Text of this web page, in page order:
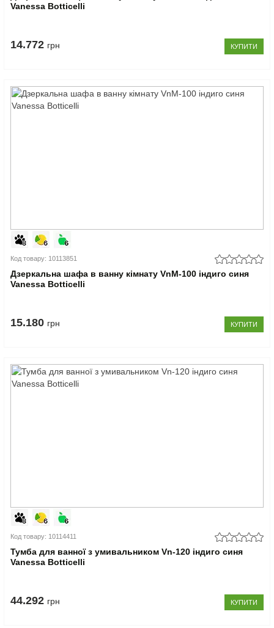
Vanessa Botticelli
14.772 грн КУПИТИ
Код товару: 10113851
Дзеркальна шафа в ванну кімнату VnM-100 індиго синя
Vanessa Botticelli
15.180 грн КУПИТИ
Код товару: 10114411
Тумба для ванної з умивальником Vn-120 індиго синя
Vanessa Botticelli
44.292 грн КУПИТИ